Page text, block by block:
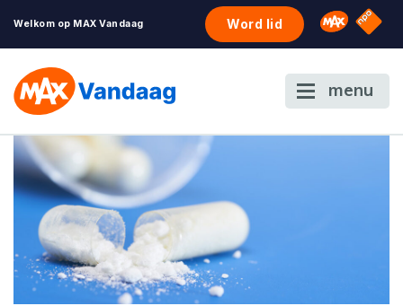
Welkom op MAX Vandaag Word lid Omroep
NPO
menu